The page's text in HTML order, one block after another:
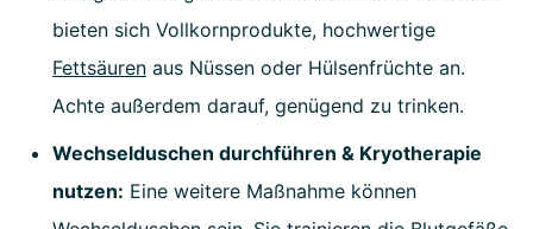
bieten sich Vollkornprodukte, hochwertige
Fettsäuren aus Nüssen oder Hülsenfrüchte an.
Achte außerdem darauf, genügend zu trinken.
Wechselduschen durchführen & Kryotherapie
nutzen: Eine weitere Maßnahme können